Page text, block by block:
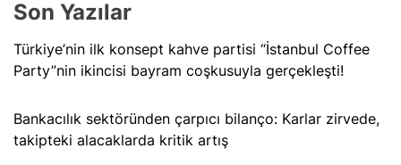
Son Yazılar
Türkiye’nin ilk konsept kahve partisi “İstanbul Coffee
Party”nin ikincisi bayram coşkusuyla gerçekleşti!
Bankacılık sektöründen çarpıcı bilanço: Karlar zirvede,
takipteki alacaklarda kritik artış